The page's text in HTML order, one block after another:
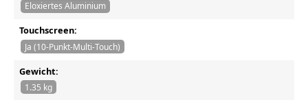
Eloxiertes Aluminium
Touchscreen:
Ja (10-Punkt-Multi-Touch)
Gewicht:
1.35 kg